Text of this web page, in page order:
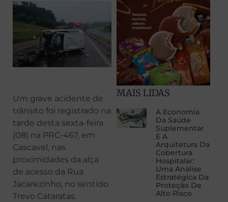
Um grave acidente de
trânsito foi registrado na
tarde desta sexta-feira
(08) na PRC-467, em
Cascavel, nas
proximidades da alça
de acesso da Rua
Jacarezinho, no sentido
Trevo Cataratas.
MAIS LIDAS
A Economia
Da Saúde
Suplementar
E A
Arquitetura Da
Cobertura
Hospitalar:
Uma Análise
Estratégica Da
Proteção De
Alto Risco